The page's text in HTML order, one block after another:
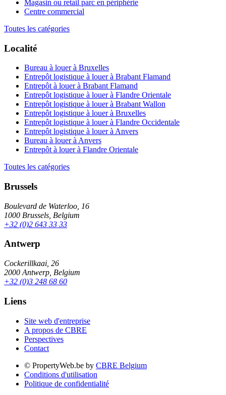
Magasin ou retail parc en périphérie
Centre commercial
Toutes les catégories
Localité
Bureau à louer à Bruxelles
Entrepôt logistique à louer à Brabant Flamand
Entrepôt à louer à Brabant Flamand
Entrepôt logistique à louer à Flandre Orientale
Entrepôt logistique à louer à Brabant Wallon
Entrepôt logistique à louer à Bruxelles
Entrepôt logistique à louer à Flandre Occidentale
Entrepôt logistique à louer à Anvers
Bureau à louer à Anvers
Entrepôt à louer à Flandre Orientale
Toutes les catégories
Brussels
Boulevard de Waterloo, 16
1000 Brussels, Belgium
+32 (0)2 643 33 33
Antwerp
Cockerillkaai, 26
2000 Antwerp, Belgium
+32 (0)3 248 68 60
Liens
Site web d'entreprise
A propos de CBRE
Perspectives
Contact
© PropertyWeb.be by CBRE Belgium
Conditions d'utilisation
Politique de confidentialité